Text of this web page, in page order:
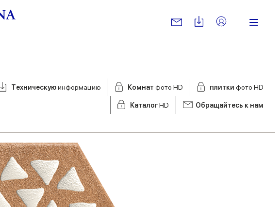
Tехническуюинформацию Комнат фото HD плитки фото HD
KаталогHD Обращайтесь к нам